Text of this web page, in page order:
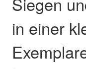
in einer